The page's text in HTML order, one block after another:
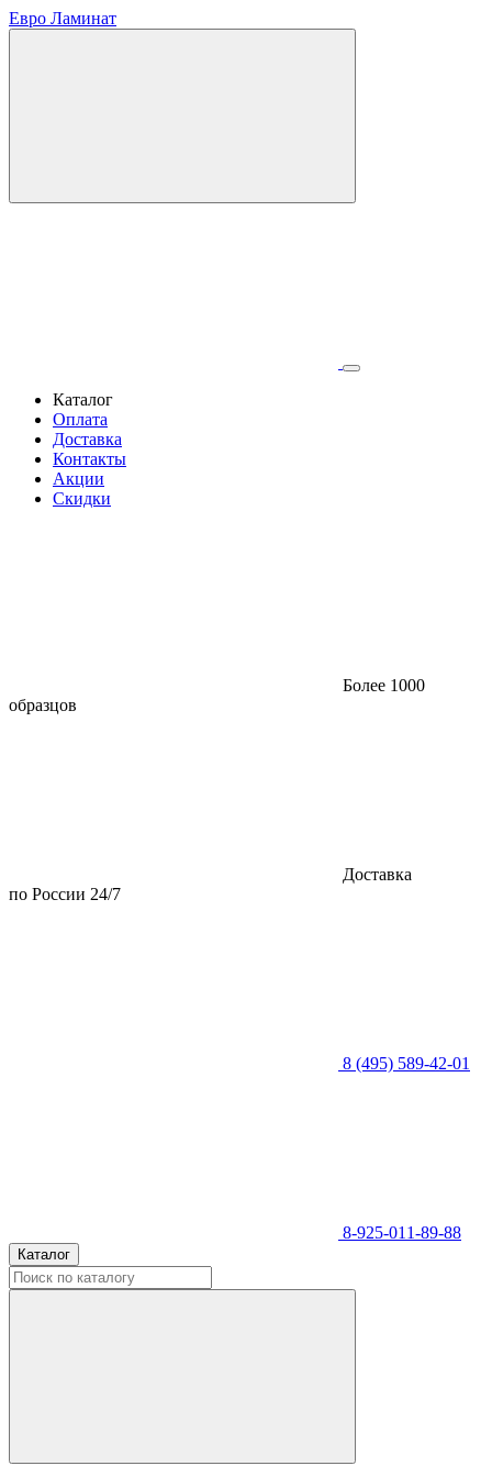
Евро Ламинат
Каталог
Оплата
Доставка
Контакты
Акции
Скидки
Более 1000
образцов
Доставка
по России 24/7
8 (495) 589-42-01
8-925-011-89-88
Каталог